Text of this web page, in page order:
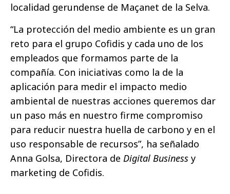
localidad gerundense de Maçanet de la Selva.
“La protección del medio ambiente es un gran
reto para el grupo Cofidis y cada uno de los
empleados que formamos parte de la
compañía. Con iniciativas como la de la
aplicación para medir el impacto medio
ambiental de nuestras acciones queremos dar
un paso más en nuestro firme compromiso
para reducir nuestra huella de carbono y en el
uso responsable de recursos”, ha señalado
Anna Golsa, Directora de Digital Business y
marketing de Cofidis.